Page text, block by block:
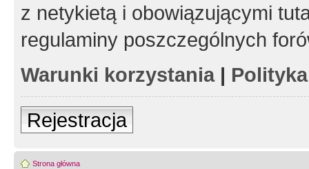
z netykietą i obowiązującymi
regulaminy poszczególnych
Warunki korzystania|
Rejestracja
Strona główna